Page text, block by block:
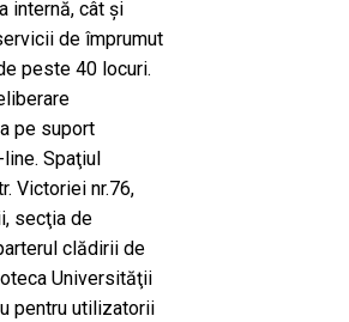
internă, cât şi
de împrumut
peste 40 locuri.
pe suport
Spaţiul
Victoriei nr.76,
secţia de
clădirii de
Universităţii
pentru utilizatorii